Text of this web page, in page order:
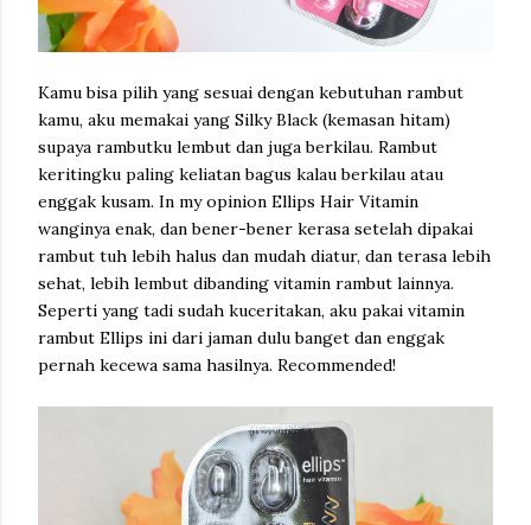
Kamu bisa pilih yang sesuai dengan kebutuhan rambut
kamu, aku memakai yang Silky Black (kemasan hitam)
supaya rambutku lembut dan juga berkilau. Rambut
keritingku paling keliatan bagus kalau berkilau atau
enggak kusam. In my opinion Ellips Hair Vitamin
wanginya enak, dan bener-bener kerasa setelah dipakai
rambut tuh lebih halus dan mudah diatur, dan terasa lebih
sehat, lebih lembut dibanding vitamin rambut lainnya.
Seperti yang tadi sudah kuceritakan, aku pakai vitamin
rambut Ellips ini dari jaman dulu banget dan enggak
pernah kecewa sama hasilnya. Recommended!